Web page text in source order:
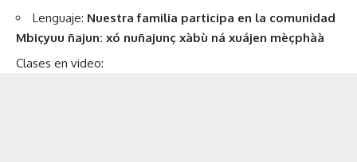
Lenguaje: Nuestra familia participa en la comunidad
Mbiçyuu ñajun: xó nuñajunç xàbù ná xuájen mèçphàà
Clases en video: